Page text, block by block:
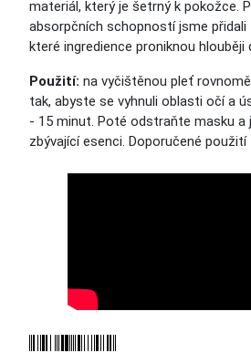
materiál, který je šetrný k pokožce.
absorpčních schopností jsme
které ingredience proniknou hlouběji
Použití: na vyčištěnou pleť
tak, abyste se vyhnuli oblasti očí a
- 15 minut. Poté odstraňte masku a
zbývající esenci. Doporučené použití